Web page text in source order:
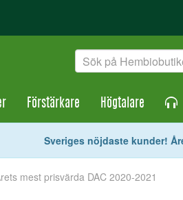
Förstärkare Högtalare
Sveriges nöjdaste kunder!
mest prisvärda DAC 2020-2021